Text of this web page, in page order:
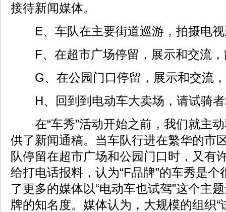
接待新闻媒体。
E、车队在主要街道巡游，拍摄电视
F、在超市广场停留，展示和交流，
G、在公园门口停留，展示和交流，
H、回到到电动车大卖场，请试骑者
在“车秀”活动开始之前，我们就主动
供了新闻通稿。当车队行进在繁华的市
队停留在超市广场和公园门口时，又有
给打电话报料，认为“F品牌”的车秀是
了更多的媒体以“电动车也试驾”这个主
牌的知名度。媒体认为，大规模的组织“